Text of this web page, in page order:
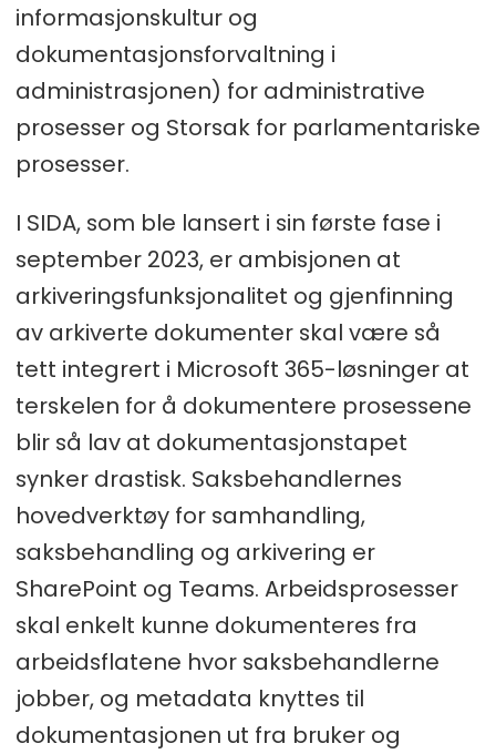
informasjonskultur og
dokumentasjonsforvaltning i
administrasjonen) for administrative
prosesser og Storsak for parlamentariske
prosesser.
I SIDA, som ble lansert i sin første fase i
september 2023, er ambisjonen at
arkiveringsfunksjonalitet og gjenfinning
av arkiverte dokumenter skal være så
tett integrert i Microsoft 365-løsninger at
terskelen for å dokumentere prosessene
blir så lav at dokumentasjonstapet
synker drastisk. Saksbehandlernes
hovedverktøy for samhandling,
saksbehandling og arkivering er
SharePoint og Teams. Arbeidsprosesser
skal enkelt kunne dokumenteres fra
arbeidsflatene hvor saksbehandlerne
jobber, og metadata knyttes til
dokumentasjonen ut fra bruker og